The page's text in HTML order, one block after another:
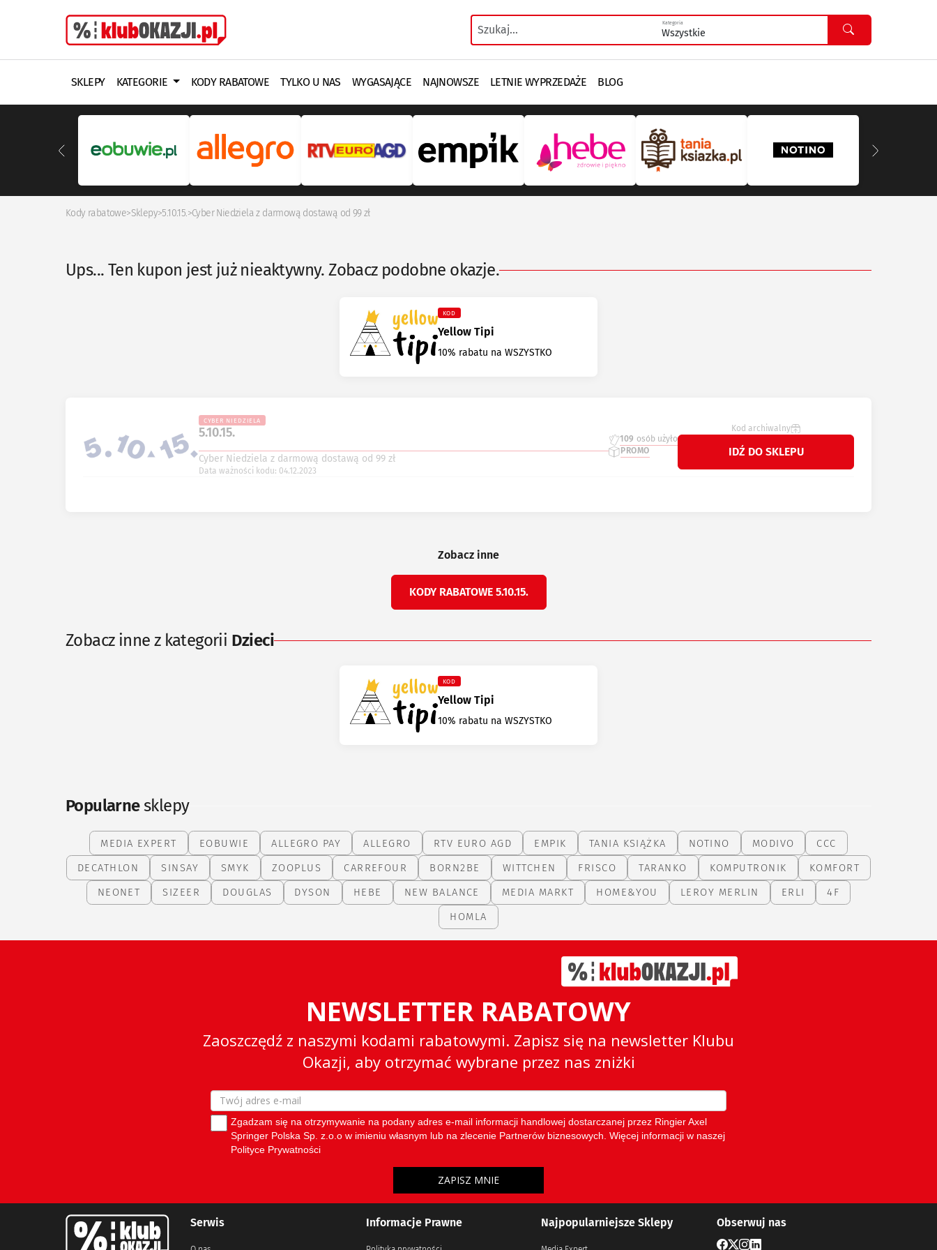
Kategoria
SKLEPY KATEGORIE KODY RABATOWE TYLKO U NAS WYGASAJĄCE NAJNOWSZE LETNIE WYPRZEDAŻE BLOG
Kody rabatowe>Sklepy>5.10.15.>Cyber Niedziela z darmową dostawą od 99 zł
Ups... Ten kupon jest już nieaktywny. Zobacz podobne okazje.
KOD
Yellow Tipi
10% rabatu na WSZYSTKO
CYBER NIEDZIELA
5.10.15.
Cyber Niedziela z darmową dostawą od 99 zł
Data ważności kodu: 04.12.2023
109 osób użyło
PROMO
Kod archiwalny
IDŹ DO SKLEPU
Zobacz inne
KODY RABATOWE 5.10.15.
Zobacz inne z kategorii Dzieci
KOD
Yellow Tipi
10% rabatu na WSZYSTKO
Popularnesklepy
MEDIA EXPERT EOBUWIE ALLEGRO PAY ALLEGRO RTV EURO AGD EMPIK TANIA KSIĄŻKA NOTINO MODIVO
CCC
DECATHLON
SINSAY SMYK ZOOPLUS CARREFOUR BORN2BE WITTCHEN FRISCO TARANKO KOMPUTRONIK
KOMFORT
NEONET
SIZEER DOUGLAS DYSON HEBE NEW BALANCE MEDIA MARKT HOME&YOU LEROY MERLIN ERLI
4F
HOMLA
Serwis Informacje Prawne Najpopularniejsze Sklepy Obserwuj nas